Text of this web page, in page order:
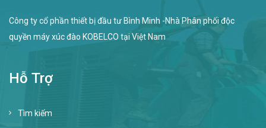
Công ty cổ phần thiết bị đầu tư Bình Minh -Nhà Phân phối độc
quyền máy xúc đào KOBELCO tại Việt Nam
Hỗ Trợ
Tìm kiếm